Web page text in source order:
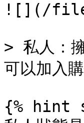
![](/
> 私人：
可以加入
{% hint